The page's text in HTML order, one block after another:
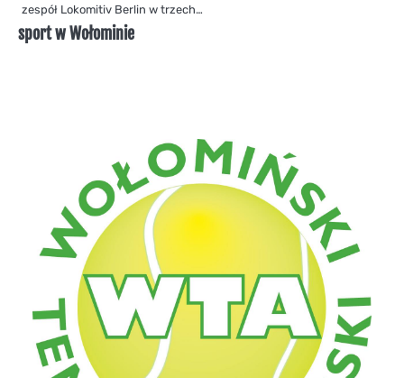
zespół Lokomitiv Berlin w trzech…
sport w Wołominie